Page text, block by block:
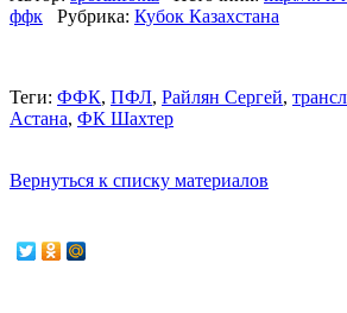
ффк
Рубрика: Кубок Казахстана
Теги: ФФК, ПФЛ, Райлян Сергей,
Астана, ФК Шахтер
Вернуться к списку материалов